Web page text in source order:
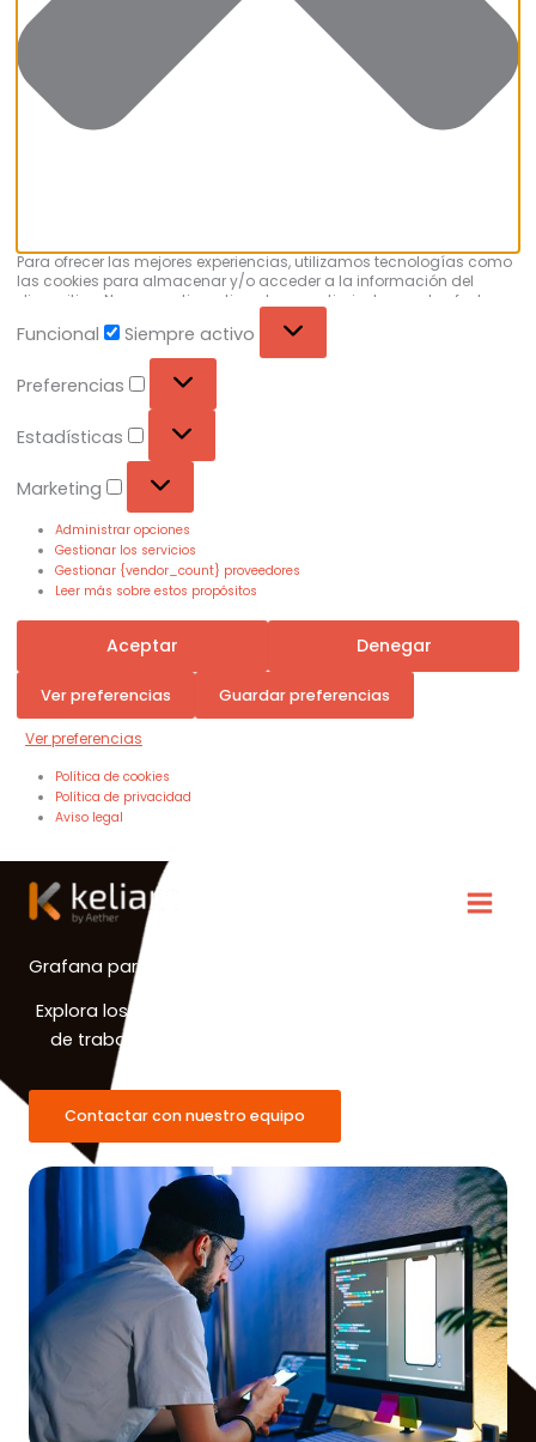
Para ofrecer las mejores experiencias, utilizamos tecnologías como
las cookies para almacenar y/o acceder a la información del
dispositivo. No consentir o retirar el consentimiento, puede afectar
Funcional Siempre activo
Preferencias
Estadísticas
Marketing
Administrar opciones
Gestionar los servicios
Gestionar {vendor_count} proveedores
Leer más sobre estos propósitos
Aceptar Denegar
Ver preferencias Guardar preferencias
Ver preferencias
Política de cookies
Política de privacidad
Aviso legal
Grafana para prácticas modernas de DevOps
Explora los beneficios de utilizar Grafana en tus flujos
de trabajo de DevOps y gestión de contenedores.
Contactar con nuestro equipo